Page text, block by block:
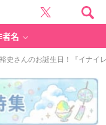
者名
史さんのお誕生日！『イナイ